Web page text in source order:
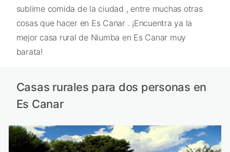
sublime comida de la ciudad , entre muchas otras
cosas que hacer en Es Canar . ¡Encuentra ya la
mejor casa rural de Niumba en Es Canar muy
barata!
Casas rurales para dos personas en
Es Canar